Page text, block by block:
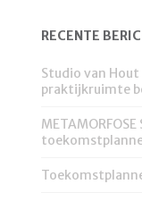
RECENTE
Studio van Hout
praktijkruimte